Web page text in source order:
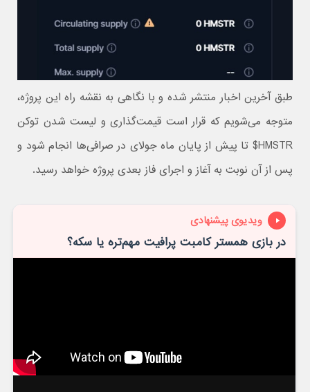
طبق آخرین اخبار منتشر شده و با نگاهی به نقشه راه این پروژه،
متوجه می‌شویم که قرار است قیمت‌گذاری و لیست شدن توکن
HMSTR$ تا پیش از پایان ماه جولای در صرافی‌ها انجام شود و
پس از آن نوبت به آغاز و اجرای فاز بعدی پروژه خواهد رسید.
ویدیوی پیشنهادی
در بازی همستر کامبت پرافیت مهم‌تره یا سکه؟